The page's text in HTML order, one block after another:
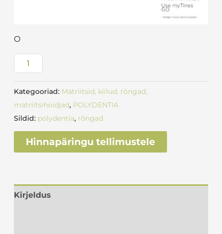
O
Kategooriad: Matriitsid, kiilud, rõngad,
matriitsihoidjad, POLYDENTIA
Sildid: polydentia, rõngad
Hinnapäringu tellimustele
Kirjeldus